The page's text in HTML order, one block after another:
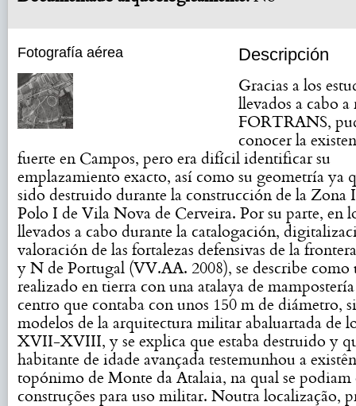
Fotografía aérea Descripción
Gracias a los
llevados a cabo a
FORTRANS,
conocer la
fuerte en Campos, pero era difícil identificar su
emplazamiento exacto, así como su geometría ya
sido destruido durante la construcción de la Zona
Polo I de Vila Nova de Cerveira. Por su parte, en
llevados a cabo durante la catalogación,
valoración de las fortalezas defensivas de la
y N de Portugal (VV.AA. 2008), se describe como
realizado en tierra con una atalaya de
centro que contaba con unos 150 m de diámetro,
modelos de la arquitectura militar abaluartada de
XVII-XVIII, y se explica que estaba destruido y
habitante de idade avançada testemunhou a
topónimo de Monte da Atalaia, na qual se podiam
construções para uso militar. Noutra localização,